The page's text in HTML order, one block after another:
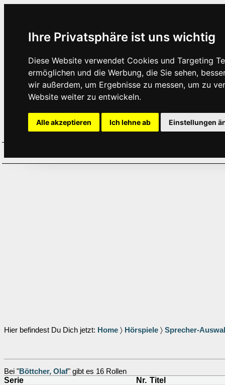
Ihre Privatsphäre ist uns wichtig
Diese Website verwendet Cookies und Targeting
ermöglichen und die Werbung, die Sie sehen,
wir außerdem, um Ergebnisse zu messen, um zu
Website weiter zu entwickeln.
Alle akzeptieren Ich lehne ab Einstellungen
Hier befindest Du Dich jetzt: Home 〉 Hörspiele 〉 Sprecher-
Bei "Böttcher, Olaf" gibt es 16 Rollen
Serie Nr. Titel